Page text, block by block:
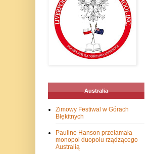
Australia
Zimowy Festiwal w Górach
Błękitnych
Pauline Hanson przełamała
monopol duopolu rządzącego
Australią